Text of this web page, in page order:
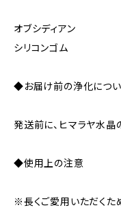
オブシディアン
シリコンゴム
◆お届け前の浄化につ
発送前に、ヒマラヤ水晶
◆使用上の注意
※長くご愛用いただくた